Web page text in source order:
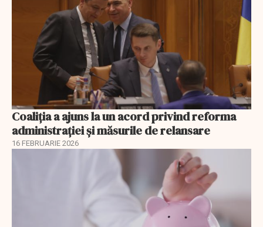
Coaliția a ajuns la un acord privind reforma
administrației și măsurile de relansare
16 FEBRUARIE 2026